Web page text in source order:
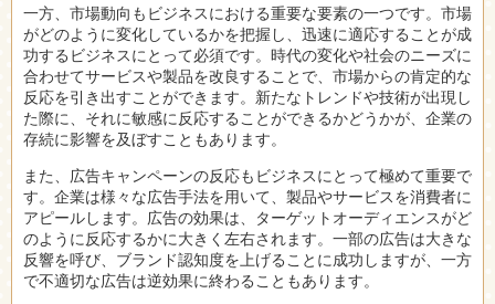
一方、市場動向もビジネスにおける重要な要素の一つです。市場
がどのように変化しているかを把握し、迅速に適応することが成
功するビジネスにとって必須です。時代の変化や社会のニーズに
合わせてサービスや製品を改良することで、市場からの肯定的な
反応を引き出すことができます。新たなトレンドや技術が出現し
た際に、それに敏感に反応することができるかどうかが、企業の
存続に影響を及ぼすこともあります。
また、広告キャンペーンの反応もビジネスにとって極めて重要で
す。企業は様々な広告手法を用いて、製品やサービスを消費者に
アピールします。広告の効果は、ターゲットオーディエンスがど
のように反応するかに大きく左右されます。一部の広告は大きな
反響を呼び、ブランド認知度を上げることに成功しますが、一方
で不適切な広告は逆効果に終わることもあります。